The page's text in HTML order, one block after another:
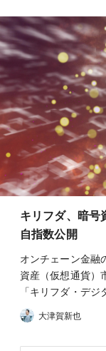
キリフダ、暗号
自指数公開
オンチェーン金融
資産（仮想通貨）
「キリフダ・デ
大津賀新也